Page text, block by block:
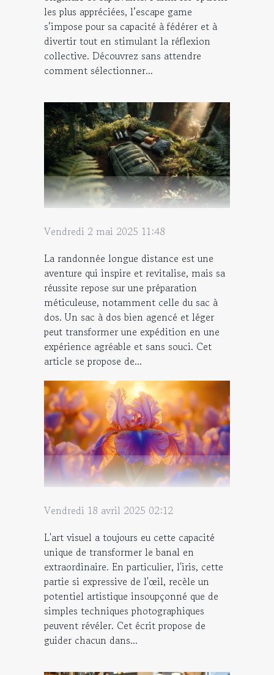
les plus appréciées, l’escape game
s’impose pour sa capacité à fédérer et à
divertir tout en stimulant la réflexion
collective. Découvrez sans attendre
comment sélectionner...
Vendredi 2 mai 2025 11:48
La randonnée longue distance est une
aventure qui inspire et revitalise, mais sa
réussite repose sur une préparation
méticuleuse, notamment celle du sac à
dos. Un sac à dos bien agencé et léger
peut transformer une expédition en une
expérience agréable et sans souci. Cet
article se propose de...
Vendredi 18 avril 2025 02:12
L'art visuel a toujours eu cette capacité
unique de transformer le banal en
extraordinaire. En particulier, l'iris, cette
partie si expressive de l'œil, recèle un
potentiel artistique insoupçonné que de
simples techniques photographiques
peuvent révéler. Cet écrit propose de
guider chacun dans...